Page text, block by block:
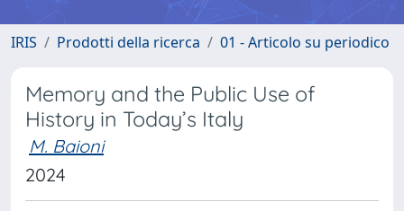
IRIS Prodotti della ricerca 01 - Articolo su periodico
Memory and the Public Use of
History in Today’s Italy
M. Baioni
2024